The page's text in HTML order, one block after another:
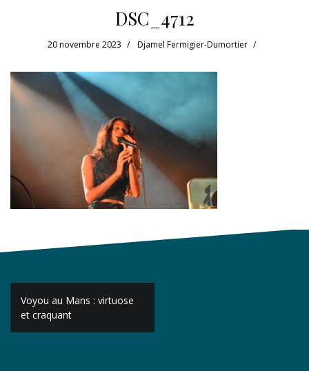
DSC_4712
20 novembre 2023 Djamel Fermigier-Dumortier
Navigation
de
l’article
Voyou au Mans : virtuose
et craquant